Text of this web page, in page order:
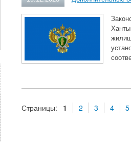
Страницы: 1 2 3 4 5